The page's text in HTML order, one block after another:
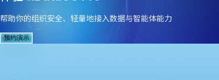
帮助你的组织安全、轻量地接入数据与智能体能力
预约演示